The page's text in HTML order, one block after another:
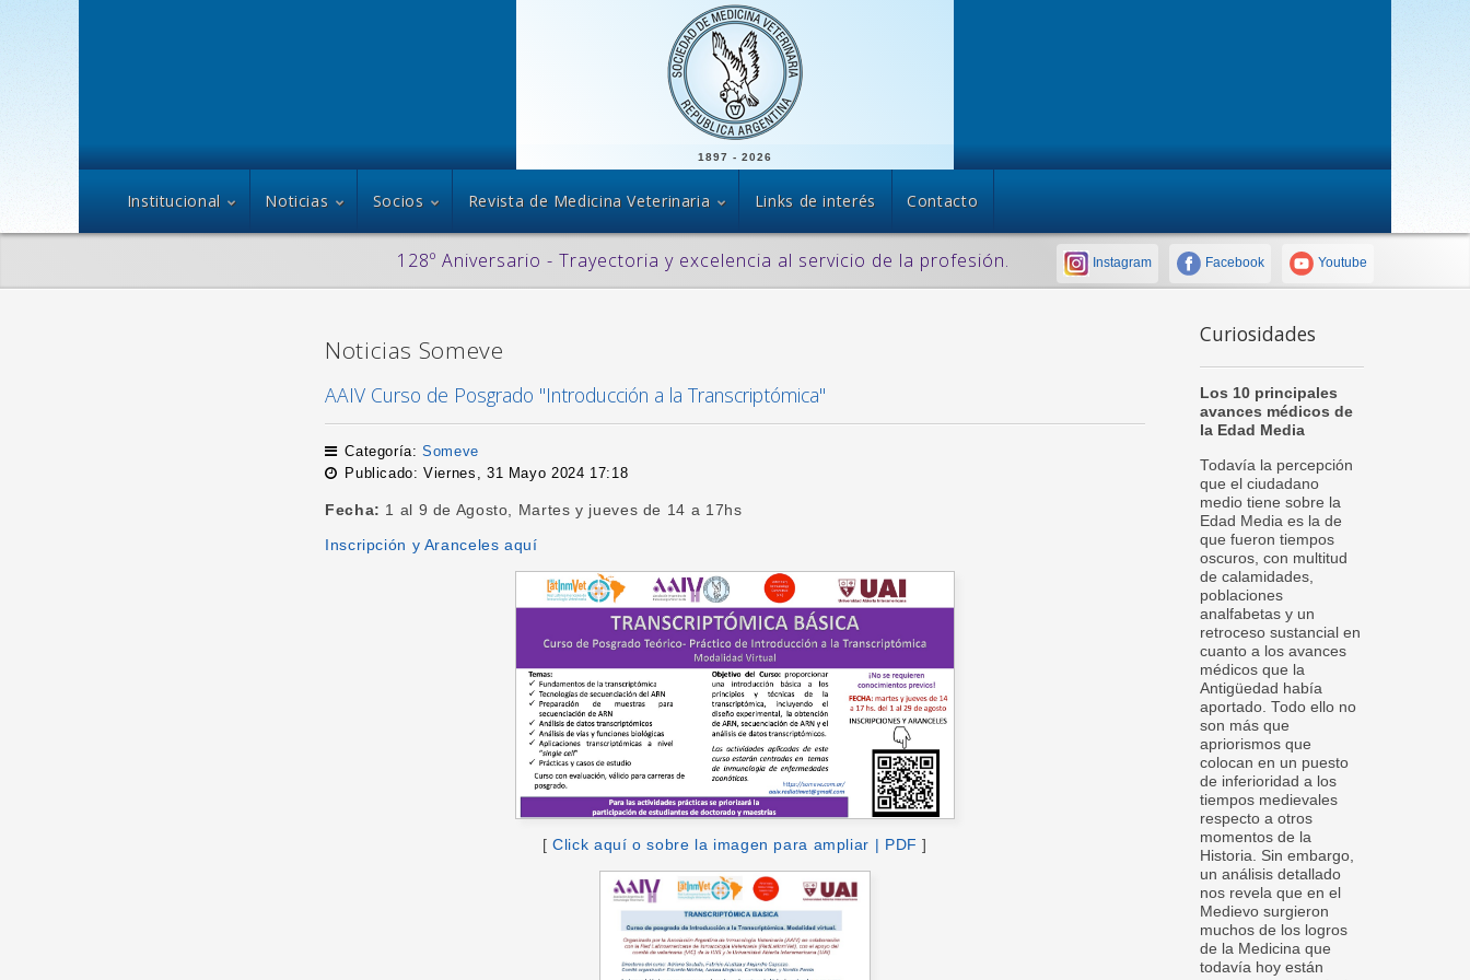
1897 - 2026
Institucional Noticias Socios Revista de Medicina Veterinaria Links de interés Contacto
128º Aniversario - Trayectoria y excelencia al servicio de la profesión. Instagram Facebook Youtube
Noticias Someve
AAIV Curso de Posgrado "Introducción a la Transcriptómica"
Categoría:Someve
Publicado: Viernes, 31 Mayo 2024 17:18
Fecha: 1 al 9 de Agosto, Martes y jueves de 14 a 17hs
Inscripción y Aranceles aquí
[Click aquí o sobre la imagen para ampliar | PDF ]
Curiosidades
Los 10 principales
avances médicos de
la Edad Media
Todavía la percepción
que el ciudadano
medio tiene sobre la
Edad Media es la de
que fueron tiempos
oscuros, con multitud
de calamidades,
poblaciones
analfabetas y un
retroceso sustancial en
cuanto a los avances
médicos que la
Antigüedad había
aportado. Todo ello no
son más que
apriorismos que
colocan en un puesto
de inferioridad a los
tiempos medievales
respecto a otros
momentos de la
Historia. Sin embargo,
un análisis detallado
nos revela que en el
Medievo surgieron
muchos de los logros
de la Medicina que
todavía hoy están